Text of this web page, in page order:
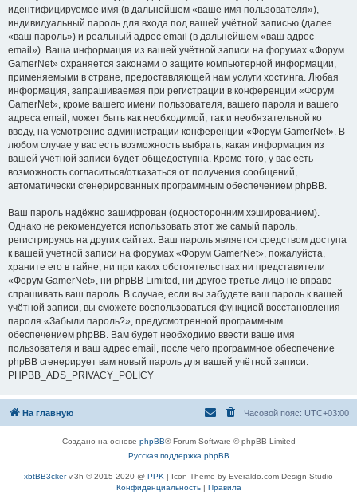
идентифицируемое имя (в дальнейшем «ваше имя пользователя»),
индивидуальный пароль для входа под вашей учётной записью (далее
«ваш пароль») и реальный адрес email (в дальнейшем «ваш адрес
email»). Ваша информация из вашей учётной записи на форумах «Форум
GamerNet» охраняется законами о защите компьютерной информации,
применяемыми в стране, предоставляющей нам услуги хостинга. Любая
информация, запрашиваемая при регистрации в конференции «Форум
GamerNet», кроме вашего имени пользователя, вашего пароля и вашего
адреса email, может быть как необходимой, так и необязательной ко
вводу, на усмотрение администрации конференции «Форум GamerNet». В
любом случае у вас есть возможность выбрать, какая информация из
вашей учётной записи будет общедоступна. Кроме того, у вас есть
возможность согласиться/отказаться от получения сообщений,
автоматически сгенерированных программным обеспечением phpBB.
Ваш пароль надёжно зашифрован (односторонним хэшированием).
Однако не рекомендуется использовать этот же самый пароль,
регистрируясь на других сайтах. Ваш пароль является средством доступа
к вашей учётной записи на форумах «Форум GamerNet», пожалуйста,
храните его в тайне, ни при каких обстоятельствах ни представители
«Форум GamerNet», ни phpBB Limited, ни другое третье лицо не вправе
спрашивать ваш пароль. В случае, если вы забудете ваш пароль к вашей
учётной записи, вы сможете воспользоваться функцией восстановления
пароля «Забыли пароль?», предусмотренной программным
обеспечением phpBB. Вам будет необходимо ввести ваше имя
пользователя и ваш адрес email, после чего программное обеспечение
phpBB сгенерирует вам новый пароль для вашей учётной записи.
PHPBB_ADS_PRIVACY_POLICY
На главную Часовой пояс: UTC+03:00
Создано на основе phpBB® Forum Software © phpBB Limited
Русская поддержка phpBB
xbtBB3ckerv.3h © 2015-2020 @ PPK | Icon Theme by Everaldo.com Design Studio
Конфиденциальность| Правила